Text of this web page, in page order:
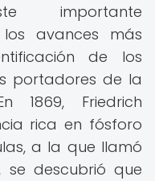
importante
avances más
de los
portadores de la
1869, Friedrich
rica en fósforo
a la que llamó
se descubrió que